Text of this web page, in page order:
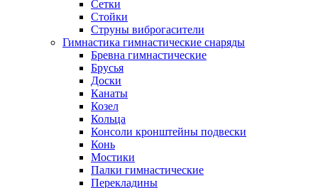
Сетки
Стойки
Струны виброгасители
Гимнастика гимнастические снаряды
Бревна гимнастические
Брусья
Доски
Канаты
Козел
Кольца
Консоли кронштейны подвески
Конь
Мостики
Палки гимнастические
Перекладины